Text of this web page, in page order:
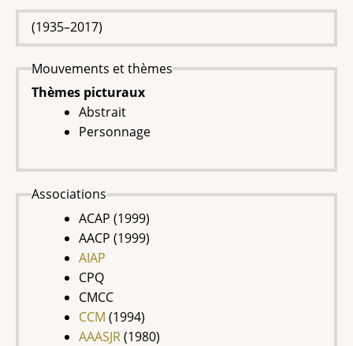
(1935–2017)
Mouvements et thèmes
Thèmes picturaux
Abstrait
Personnage
Associations
ACAP (1999)
AACP (1999)
AIAP
CPQ
CMCC
CCM (1994)
AAASJR(1980)